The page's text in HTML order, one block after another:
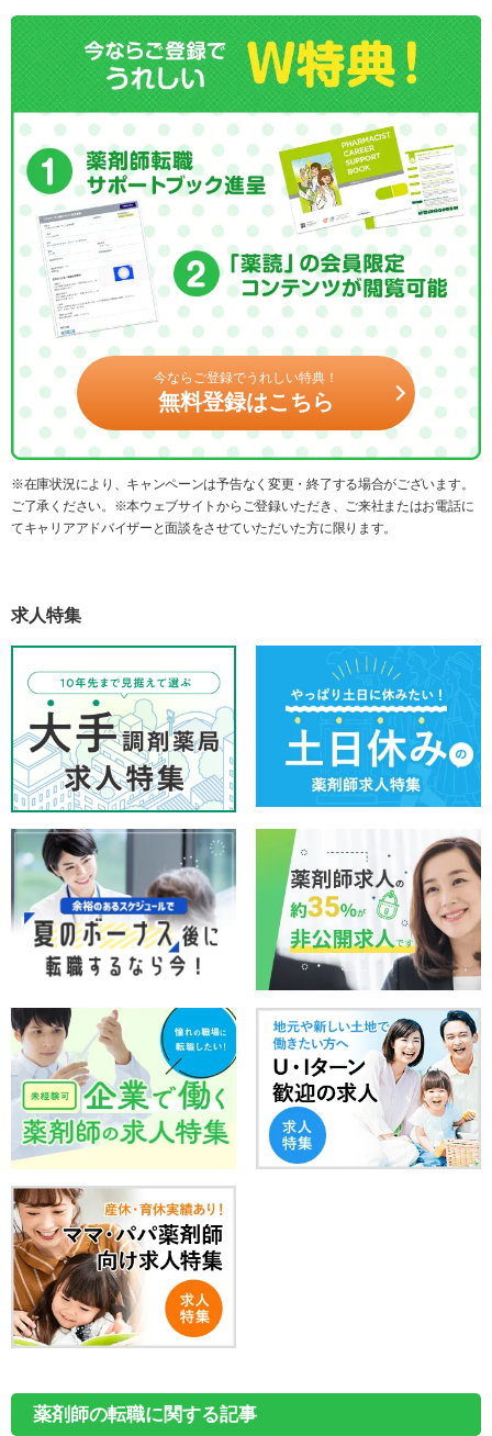
今ならご登録でうれしい特典！
無料登録はこちら
※在庫状況により、キャンペーンは予告なく変更・終了する場合がございます。
ご了承ください。※本ウェブサイトからご登録いただき、ご来社またはお電話に
てキャリアアドバイザーと面談をさせていただいた方に限ります。
求人特集
薬剤師の転職に関する記事